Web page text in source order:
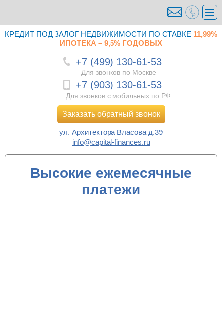
КРЕДИТ ПОД ЗАЛОГ НЕДВИЖИМОСТИ ПО СТАВКЕ 11,99%
ИПОТЕКА – 9,5% ГОДОВЫХ
+7 (499) 130-61-53
Для звонков по Москве
+7 (903) 130-61-53
Для звонков с мобильных по РФ
Заказать обратный звонок
ул. Архитектора Власова д.39
info@capital-finances.ru
Высокие ежемесячные
платежи